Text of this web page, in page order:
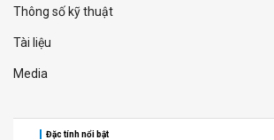
Thông số kỹ thuật
Tài liệu
Media
Đặc tính nổi bật